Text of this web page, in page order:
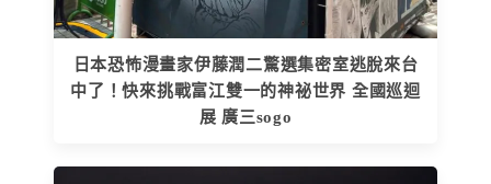
日本恐怖漫畫家伊藤潤二驚選集密室逃脫來台
中了！快來挑戰富江雙一的神祕世界 全國巡迴
展 廣三sogo